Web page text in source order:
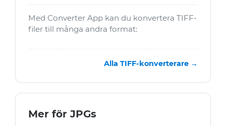
Med Converter App kan du konvertera TIFF-
filer till många andra format:
Alla TIFF-konverterare →
Mer för JPGs